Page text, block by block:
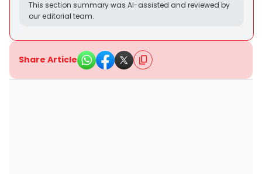
This section summary was AI-assisted and reviewed by
our editorial team.
Share Article